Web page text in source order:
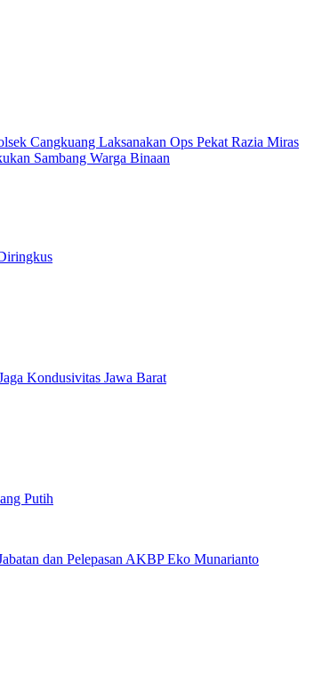
Cangkuang Laksanakan Ops Pekat Razia Miras
Sambang Warga Binaan
Kondusivitas Jawa Barat
Putih
dan Pelepasan AKBP Eko Munarianto